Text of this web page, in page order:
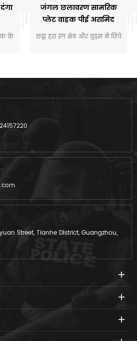
के
जंगल छलावरण सामरिक
प्लेट वाहक पीई अरामिद
बुलेटप्रूफ जैकेट
छद्म हरा रंग क्षेत्र और वुड्स में छिपे
Street, Tianhe District, Guangzhou,